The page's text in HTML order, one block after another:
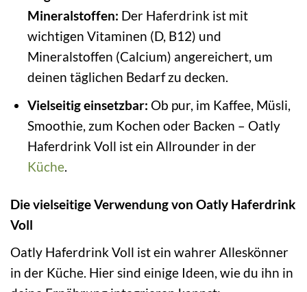
Mineralstoffen: Der Haferdrink ist mit
wichtigen Vitaminen (D, B12) und
Mineralstoffen (Calcium) angereichert, um
deinen täglichen Bedarf zu decken.
Vielseitig einsetzbar: Ob pur, im Kaffee, Müsli,
Smoothie, zum Kochen oder Backen – Oatly
Haferdrink Voll ist ein Allrounder in der
Küche.
Die vielseitige Verwendung von Oatly Haferdrink
Voll
Oatly Haferdrink Voll ist ein wahrer Alleskönner
in der Küche. Hier sind einige Ideen, wie du ihn in